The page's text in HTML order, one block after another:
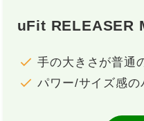
uFit RELEASER
手の大きさが普通
パワー/サイズ感の